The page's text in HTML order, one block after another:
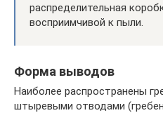
распределительная
восприимчивой к пыли.
Форма выводов
Наиболее распространены
штыревыми отводами